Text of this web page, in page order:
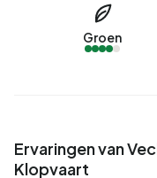
Groen
Ervaringen van
Klopvaart